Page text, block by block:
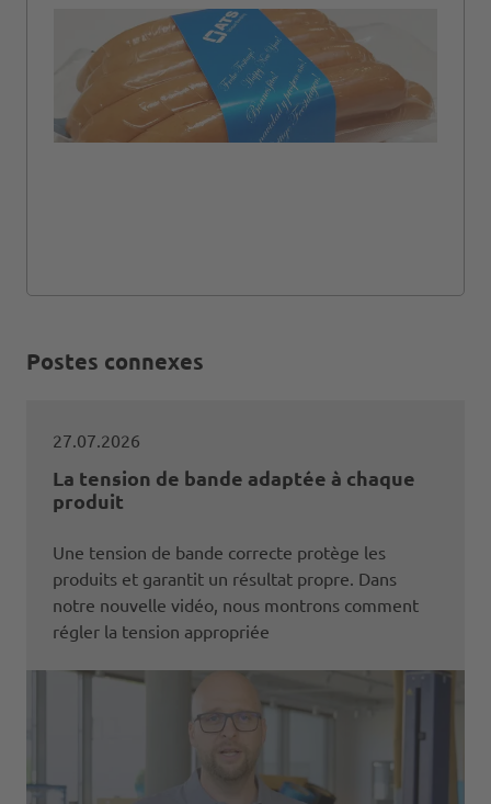
Postes connexes
27.07.2026
La tension de bande adaptée à chaque
produit
Une tension de bande correcte protège les
produits et garantit un résultat propre. Dans
notre nouvelle vidéo, nous montrons comment
régler la tension appropriée